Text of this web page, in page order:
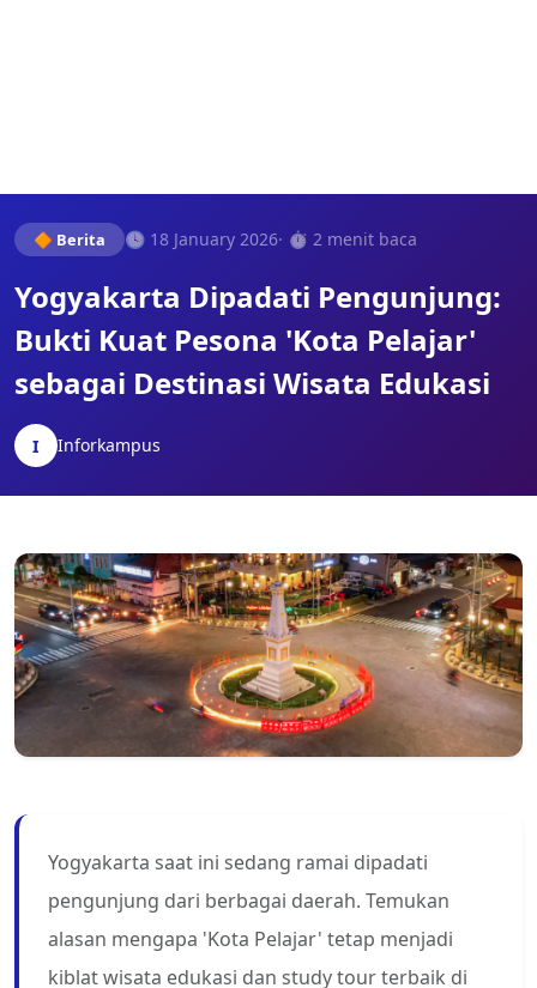
🔶 Berita 🕓 18 January 2026· ⏱️ 2 menit baca
Yogyakarta Dipadati Pengunjung:
Bukti Kuat Pesona 'Kota Pelajar'
sebagai Destinasi Wisata Edukasi
I Inforkampus
Yogyakarta saat ini sedang ramai dipadati
pengunjung dari berbagai daerah. Temukan
alasan mengapa 'Kota Pelajar' tetap menjadi
kiblat wisata edukasi dan study tour terbaik di